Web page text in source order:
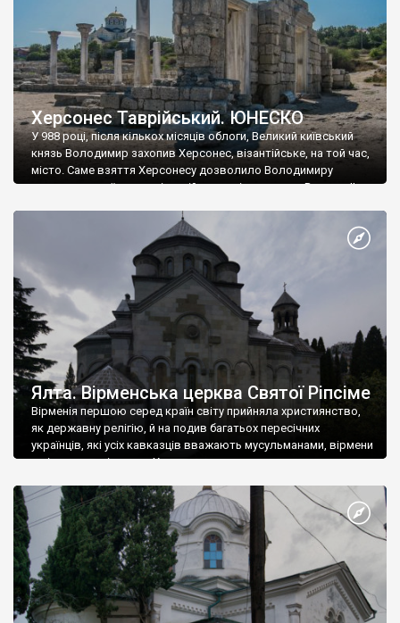
Херсонес Таврійський. ЮНЕСКО
У 988 році, після кількох місяців облоги, Великий київський
князь Володимир захопив Херсонес, візантійське, на той час,
місто. Саме взяття Херсонесу дозволило Володимиру
диктувати свої умови візантійському імператору Василю ІІ, та
Херсонесі Володимир-язичник, став Василем-християнином.
А потім було Хрещення Русі. На честь Херсонесу Таврійського
Ялта. Вірменська церква Святої Ріпсіме
Вірменія першою серед країн світу прийняла християнство,
як державну релігію, й на подив багатьох пересічних
українців, які усіх кавказців вважають мусульманами, вірмени
є відданими вірянами Христа